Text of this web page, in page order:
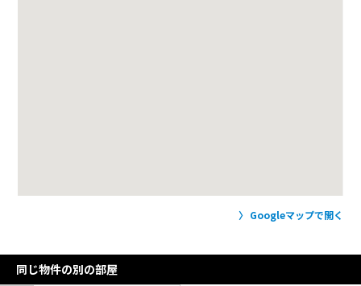
Googleマップで開く
同じ物件の別の部屋